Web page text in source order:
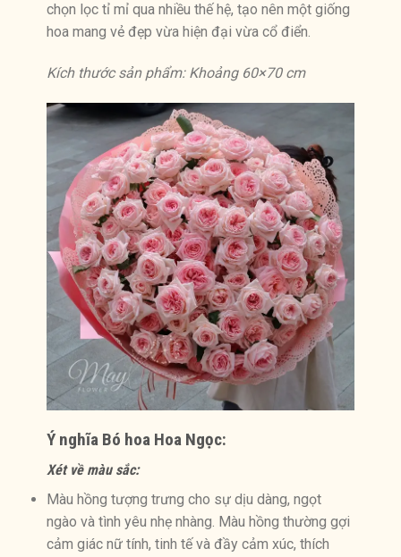
chọn lọc tỉ mỉ qua nhiều thế hệ, tạo nên một giống
hoa mang vẻ đẹp vừa hiện đại vừa cổ điển.
Kích thước sản phẩm: Khoảng 60×70 cm
Ý nghĩa Bó hoa Hoa Ngọc:
Xét về màu sắc:
Màu hồng tượng trưng cho sự dịu dàng, ngọt
ngào và tình yêu nhẹ nhàng. Màu hồng thường gợi
cảm giác nữ tính, tinh tế và đầy cảm xúc, thích